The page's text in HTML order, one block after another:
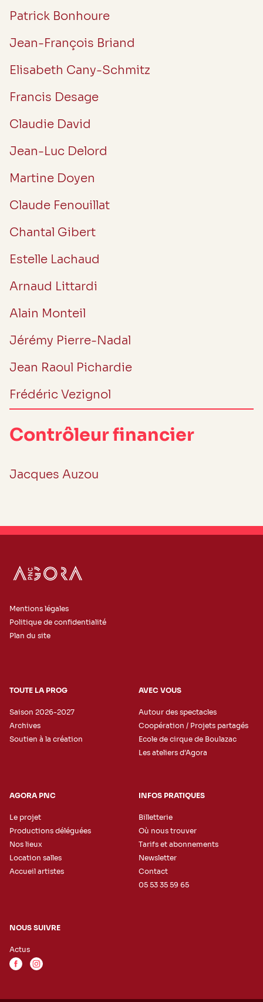
Patrick Bonhoure
Jean-François Briand
Elisabeth Cany-Schmitz
Francis Desage
Claudie David
Jean-Luc Delord
Martine Doyen
Claude Fenouillat
Chantal Gibert
Estelle Lachaud
Arnaud Littardi
Alain Monteil
Jérémy Pierre-Nadal
Jean Raoul Pichardie
Frédéric Vezignol
Contrôleur financier
Jacques Auzou
Mentions légales
Politique de confidentialité
Plan du site
TOUTE LA PROG
Saison 2026-2027
Archives
Soutien à la création
AVEC VOUS
Autour des spectacles
Coopération / Projets partagés
Ecole de cirque de Boulazac
Les ateliers d’Agora
AGORA PNC
Le projet
Productions déléguées
Nos lieux
Location salles
Accueil artistes
INFOS PRATIQUES
Billetterie
Où nous trouver
Tarifs et abonnements
Newsletter
Contact
05 53 35 59 65
NOUS SUIVRE
Actus